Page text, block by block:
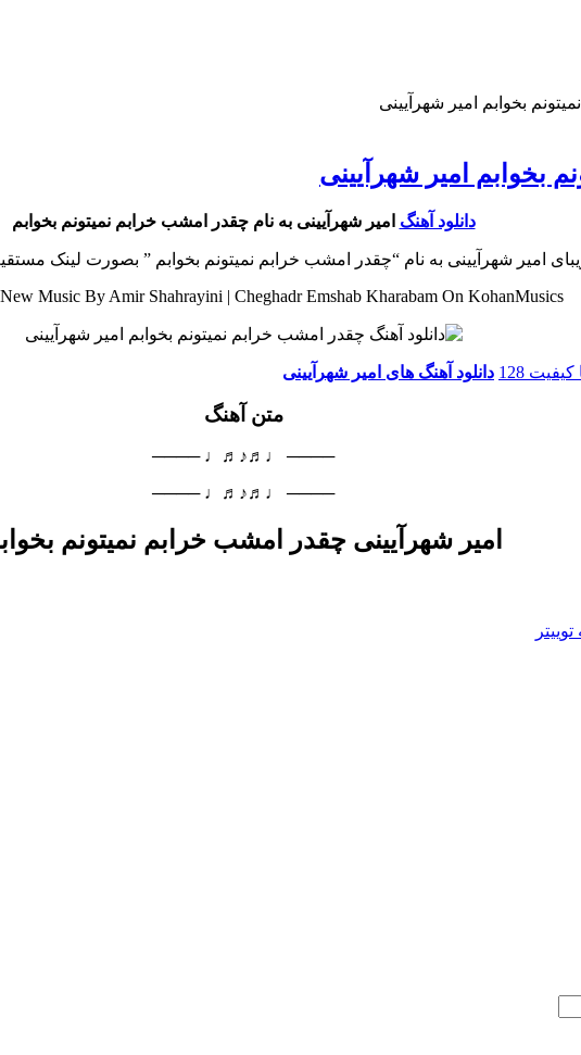
بخوابم امیر شهرآیینی
بخوابم امیر شهرآیینی
دانلود آهنگ امیر شهرآیینی به نام چقدر امشب خرابم نمیتونم بخوابم
امیر شهرآیینی به نام “چقدر امشب خرابم نمیتونم بخوابم ” بصورت لینک
Music By Amir Shahrayini | Cheghadr Emshab Kharabam On KohanMusics
128 دانلود آهنگ های امیر شهرآیینی
متن آهنگ
──── ♩♬♪♬♩ ────
──── ♩♬♪♬♩ ────
امیر شهرآیینی چقدر امشب خرابم نمیتونم